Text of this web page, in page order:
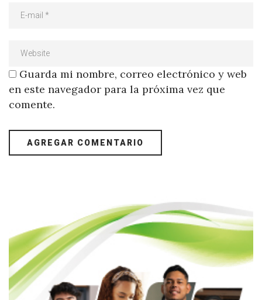
Guarda mi nombre, correo electrónico y web
en este navegador para la próxima vez que
comente.